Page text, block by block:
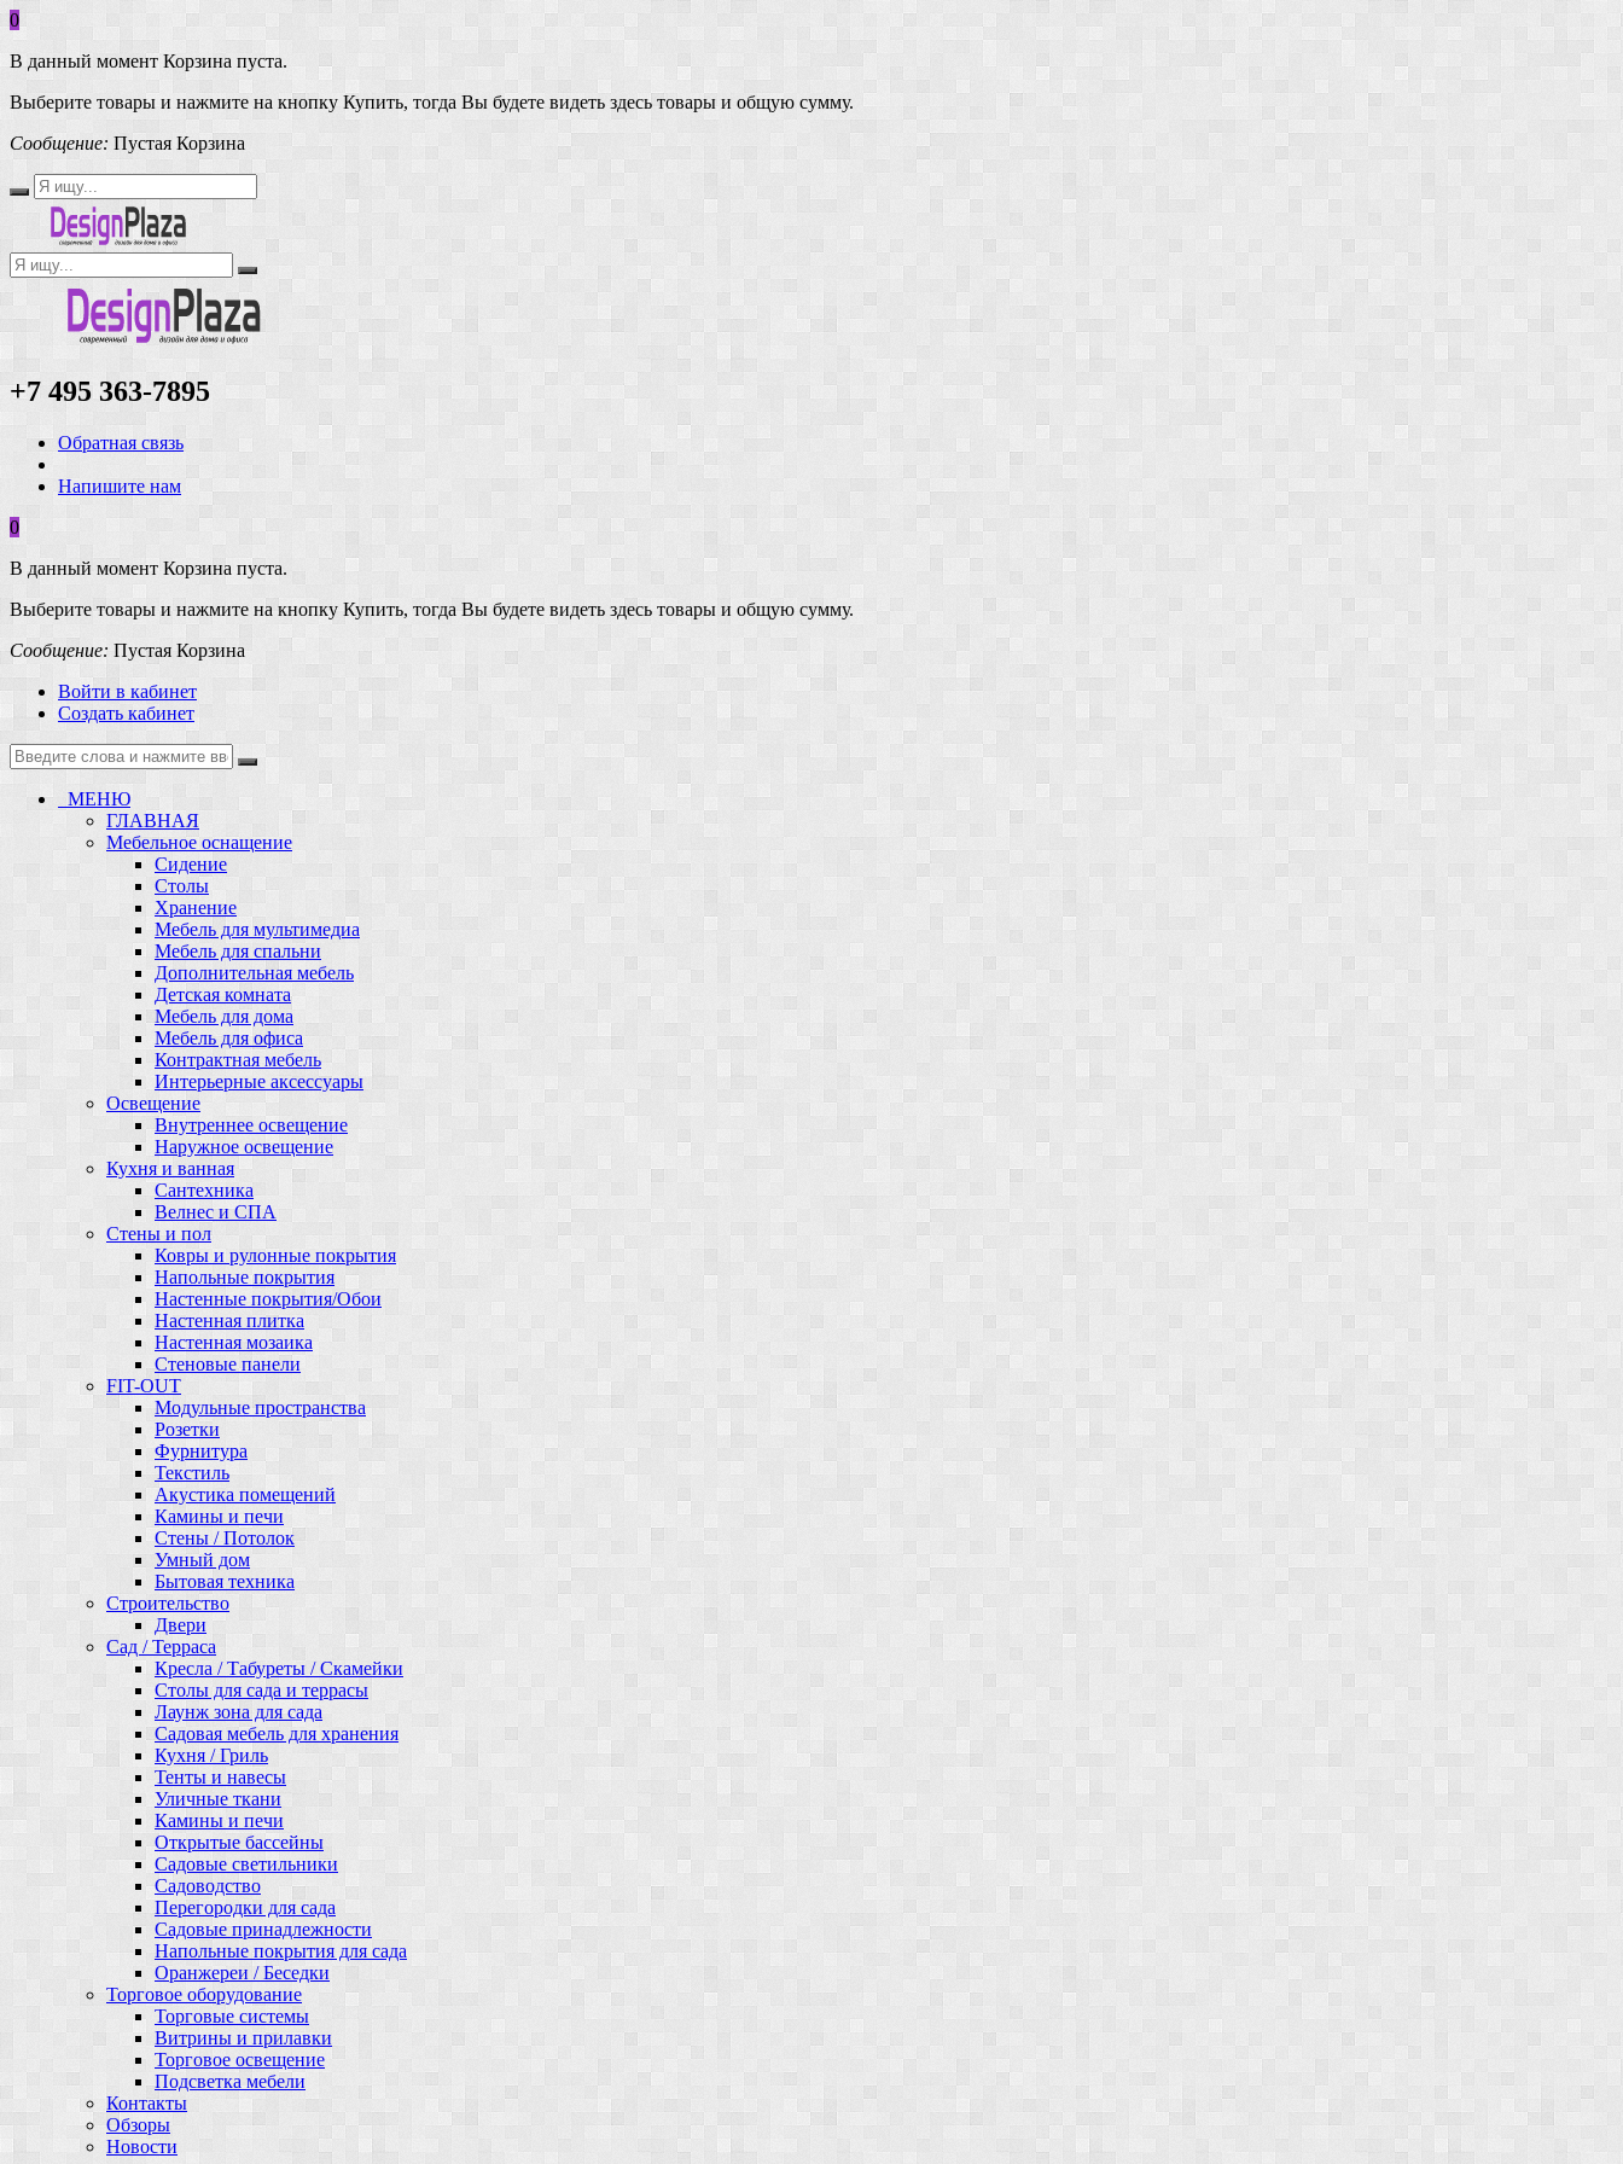
0
В данный момент Корзина пуста.
Выберите товары и нажмите на кнопку Купить, тогда Вы будете видеть здесь товары и общую сумму.
Сообщение: Пустая Корзина
+7 495 363-7895
Обратная связь
Напишите нам
0
В данный момент Корзина пуста.
Выберите товары и нажмите на кнопку Купить, тогда Вы будете видеть здесь товары и общую сумму.
Сообщение: Пустая Корзина
Войти в кабинет
Создать кабинет
МЕНЮ
ГЛАВНАЯ
Мебельное оснащение
Сидение
Столы
Хранение
Мебель для мультимедиа
Мебель для спальни
Дополнительная мебель
Детская комната
Мебель для дома
Мебель для офиса
Контрактная мебель
Интерьерные аксессуары
Освещение
Внутреннее освещение
Наружное освещение
Кухня и ванная
Сантехника
Велнес и СПА
Стены и пол
Ковры и рулонные покрытия
Напольные покрытия
Настенные покрытия/Обои
Настенная плитка
Настенная мозаика
Стеновые панели
FIT-OUT
Модульные пространства
Розетки
Фурнитура
Текстиль
Акустика помещений
Камины и печи
Стены / Потолок
Умный дом
Бытовая техника
Строительство
Двери
Сад / Терраса
Кресла / Табуреты / Скамейки
Столы для сада и террасы
Лаунж зона для сада
Садовая мебель для хранения
Кухня / Гриль
Тенты и навесы
Уличные ткани
Камины и печи
Открытые бассейны
Садовые светильники
Садоводство
Перегородки для сада
Садовые принадлежности
Напольные покрытия для сада
Оранжереи / Беседки
Торговое оборудование
Торговые системы
Витрины и прилавки
Торговое освещение
Подсветка мебели
Контакты
Обзоры
Новости